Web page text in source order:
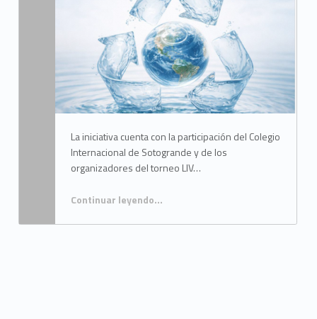
La iniciativa cuenta con la participación del Colegio
Internacional de Sotogrande y de los
organizadores del torneo LIV…
Continuar leyendo…